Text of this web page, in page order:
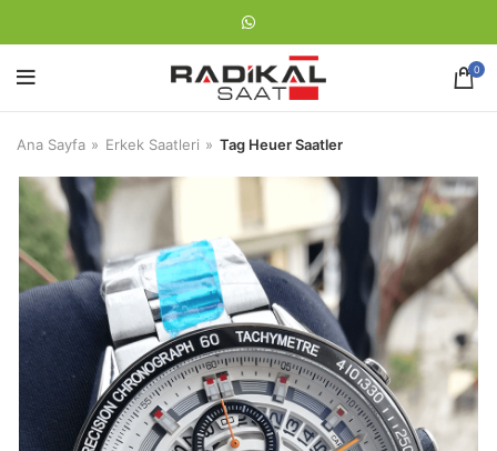
0
Ana Sayfa Erkek Saatleri Tag Heuer Saatler